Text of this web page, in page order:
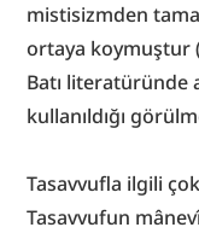
mistisizmden
ortaya koymuştur
Batı literatüründe
kullanıldığı
Tasavvufla ilgili